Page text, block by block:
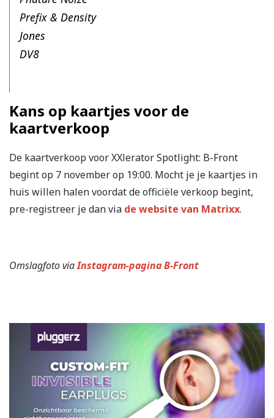
Prefix & Density
Jones
DV8
Kans op kaartjes voor de
kaartverkoop
De kaartverkoop voor XXlerator Spotlight: B-Front
begint op 7 november op 19:00. Mocht je je kaartjes in
huis willen halen voordat de officiële verkoop begint,
pre-registreer je dan via de website van Matrixx.
Omslagfoto viaInstagram-pagina B-Front